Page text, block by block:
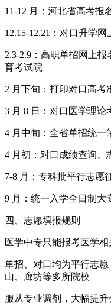
11-12 月：河北省高考报
12.15-12.21：对口升学
2.3-2.9：高职单招网上
育考试院
2 月下旬：打印对口高考
3 月 8 日：对口医学理论
4 月中旬：全省单招统一
4 月初：对口成绩查询、
7-8 月：专科批平行志愿
9 月：统一入学全日制大
四、志愿填报规则
医学中专只能报考医学
单招、对口均为平行志
山、廊坊等多所院校
服从专业调剂，大幅提